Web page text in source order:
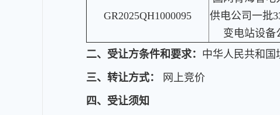
GR2025QH1000095
供电公司一批
变电站设备
二、受让方条件和要求： 中华人民共和国
三、转让方式：
网上竞价
四、受让须知